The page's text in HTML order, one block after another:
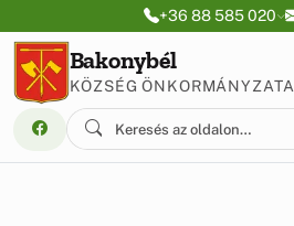
Ugrás a menüre
Ugrás a tartalomra+36 88 585 020
Bakonybél
KÖZSÉG ÖNKORMÁNYZATA